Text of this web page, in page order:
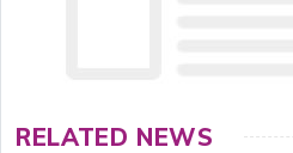
RELATED NEWS